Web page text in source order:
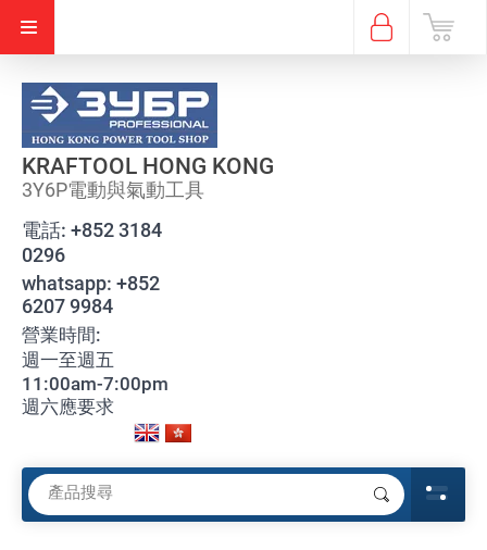
KRAFTOOL HONG KONG
3Y6P電動與氣動工具
電話: +852 3184
0296
whatsapp: +852
6207 9984
營業時間:
週一至週五
11:00am-7:00pm
週六應要求